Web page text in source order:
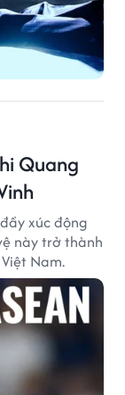
Quang
xúc động
này trở thành
Nam.